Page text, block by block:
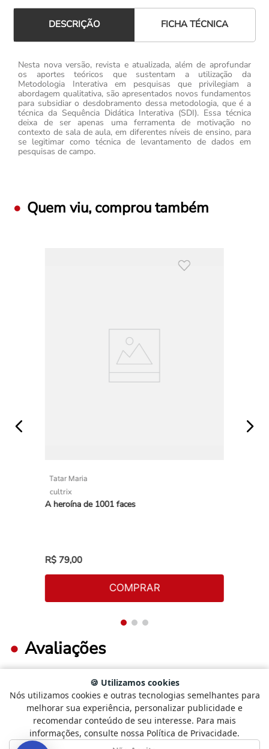
DESCRIÇÃO FICHA TÉCNICA
Nesta nova versão, revista e atualizada, além de aprofundar
os aportes teóricos que sustentam a utilização da
Metodologia Interativa em pesquisas que privilegiam a
abordagem qualitativa, são apresentados novos fundamentos
para subsidiar o desdobramento dessa metodologia, que é a
técnica da Sequência Didática Interativa (SDI). Essa técnica
deixa de ser apenas uma ferramenta de motivação no
contexto de sala de aula, em diferentes níveis de ensino, para
se legitimar como técnica de levantamento de dados em
pesquisas de campo.
Quem viu, comprou também
Tatar Maria
cultrix
A heroína de 1001 faces
R$ 79,00
COMPRAR
Avaliações
FAÇA LOGIN PARA ESCREVER UMA AVALIAÇÃO.
Mais recentes Todos
🍪 Utilizamos cookies
Nós utilizamos cookies e outras tecnologias semelhantes para
melhorar sua experiência, personalizar publicidade e
recomendar conteúdo de seu interesse. Para mais
informações, consulte nossa Política de Privacidade.
Como está sendo sua experiência?
Selecione
uma
opção